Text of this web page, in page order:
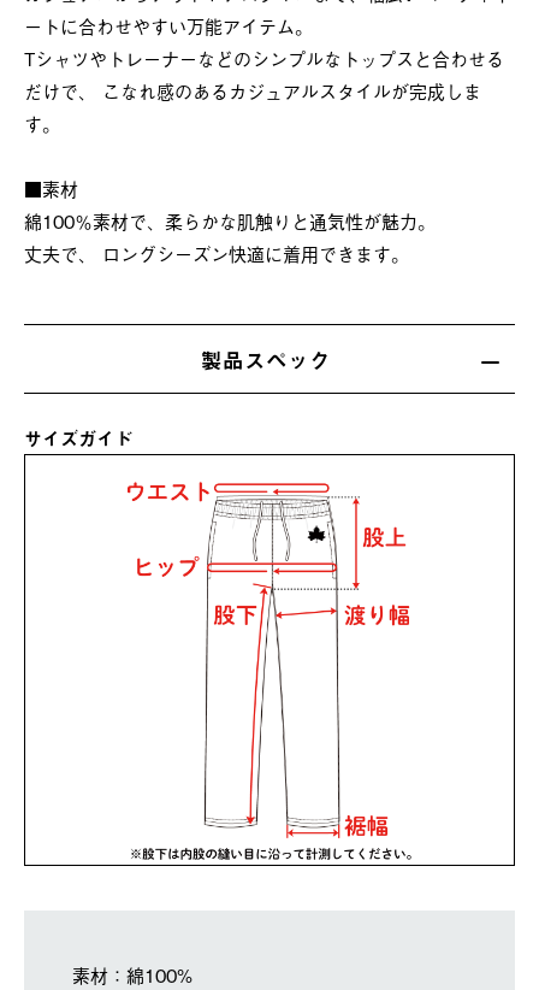
ートに合わせやすい万能アイテム。
Tシャツやトレーナーなどのシンプルなトップスと合わせる
だけで、 こなれ感のあるカジュアルスタイルが完成しま
す。
■素材
綿100％素材で、柔らかな肌触りと通気性が魅力。
丈夫で、 ロングシーズン快適に着用できます。
製品スペック
サイズガイド
素材：綿100%